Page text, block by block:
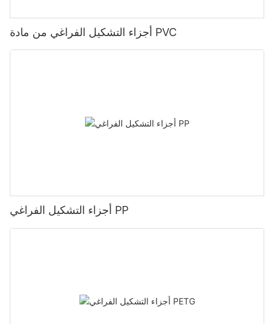
أجزاء التشكيل الفراغي من مادة PVC
أجزاء التشكيل الفراغي PP